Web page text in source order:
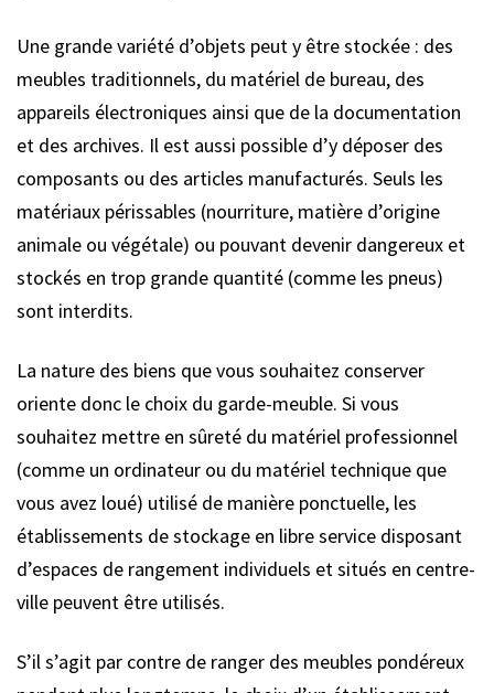
Une grande variété d’objets peut y être stockée : des
meubles traditionnels, du matériel de bureau, des
appareils électroniques ainsi que de la documentation
et des archives. Il est aussi possible d’y déposer des
composants ou des articles manufacturés. Seuls les
matériaux périssables (nourriture, matière d’origine
animale ou végétale) ou pouvant devenir dangereux et
stockés en trop grande quantité (comme les pneus)
sont interdits.
La nature des biens que vous souhaitez conserver
oriente donc le choix du garde-meuble. Si vous
souhaitez mettre en sûreté du matériel professionnel
(comme un ordinateur ou du matériel technique que
vous avez loué) utilisé de manière ponctuelle, les
établissements de stockage en libre service disposant
d’espaces de rangement individuels et situés en centre-
ville peuvent être utilisés.
S’il s’agit par contre de ranger des meubles pondéreux